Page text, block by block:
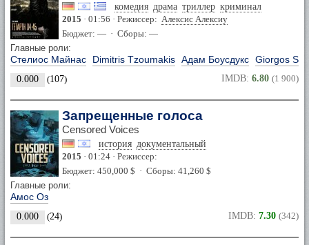
комедия драма триллер криминал
2015 · 01:56 · Режиссер: Алексис Алексиу
Бюджет: — · Сборы: —
Главные роли:
Стелиос Майнас Dimitris Tzoumakis Адам Боусдукс Giorgos
0.000 (107) IMDB: 6.80 (1 900)
Запрещенные голоса
Censored Voices
история документальный
2015 · 01:24 · Режиссер:
Бюджет: 450,000 $ · Сборы: 41,260 $
Главные роли:
Амос Оз
0.000 (24) IMDB: 7.30 (342)